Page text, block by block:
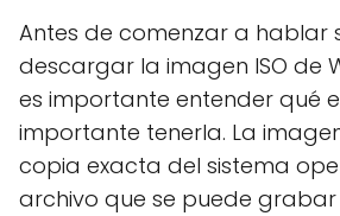
Antes de comenzar a hablar
descargar la imagen ISO de
es importante entender qué
importante tenerla. La
copia exacta del sistema
archivo que se puede grabar